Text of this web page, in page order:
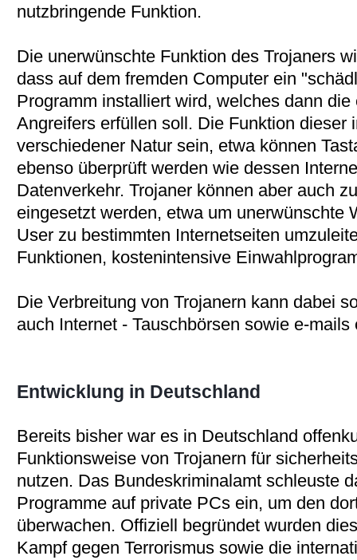
nutzbringende Funktion.
Die unerwünschte Funktion des Trojaners
dass auf dem fremden Computer ein
Programm installiert wird, welches dann
Angreifers erfüllen soll. Die Funktion dieser
verschiedener Natur sein, etwa können
ebenso überprüft werden wie dessen
Datenverkehr. Trojaner können aber auch
eingesetzt werden, etwa um unerwünschte
User zu bestimmten Internetseiten
Funktionen, kostenintensive
Die Verbreitung von Trojanern kann dabei
auch Internet - Tauschbörsen sowie e-mails
Entwicklung in Deutschland
Bereits bisher war es in Deutschland
Funktionsweise von Trojanern für
nutzen. Das Bundeskriminalamt schleuste
Programme auf private PCs ein, um den
überwachen. Offiziell begründet wurden
Kampf gegen Terrorismus sowie die